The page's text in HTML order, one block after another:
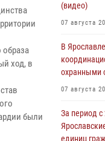
образа
ход, в
были
(видео)
07 августа
В
охранными
07 августа
За период с
единиц